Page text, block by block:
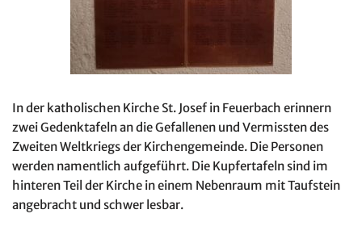
In der katholischen Kirche St. Josef in Feuerbach erinnern
zwei Gedenktafeln an die Gefallenen und Vermissten des
Zweiten Weltkriegs der Kirchengemeinde. Die Personen
werden namentlich aufgeführt. Die Kupfertafeln sind im
hinteren Teil der Kirche in einem Nebenraum mit Taufstein
angebracht und schwer lesbar.